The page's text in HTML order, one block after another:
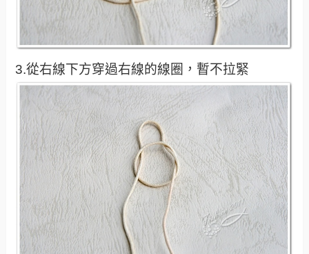
3.從右線下方穿過右線的線圈，暫不拉緊